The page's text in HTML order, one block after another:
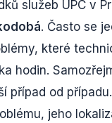
služeb UPC v
. Často se
které
hodin.
případ od
jeho